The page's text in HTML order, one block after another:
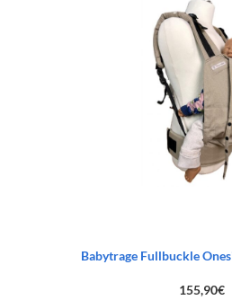
Babytrage Fullbuckle
155,90€